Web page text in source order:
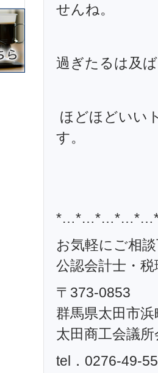
せんね。
過ぎたるは及
ほどほどいい
す。
お気軽にご相
公認会計士・
〒373-0853
群馬県太田市
太田商工会議
tel．0276-49-